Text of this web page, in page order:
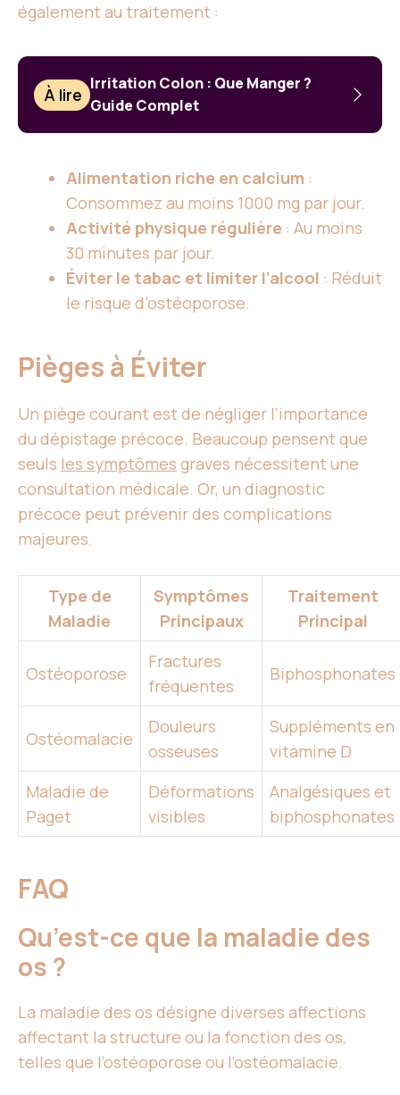
également au traitement :
À lire
Irritation Colon : Que Manger ?
Guide Complet
Alimentation riche en calcium :
Consommez au moins 1000 mg par jour.
Activité physique régulière : Au moins
30 minutes par jour.
Éviter le tabac et limiter l’alcool : Réduit
le risque d’ostéoporose.
Pièges à Éviter
Un piège courant est de négliger l’importance
du dépistage précoce. Beaucoup pensent que
seuls les symptômes graves nécessitent une
consultation médicale. Or, un diagnostic
précoce peut prévenir des complications
majeures.
Type de
Maladie
Symptômes
Principaux
Traitement
Principal
Ostéoporose
Fractures
fréquentes
Biphosphonates
Ostéomalacie
Douleurs
osseuses
Suppléments en
vitamine D
Maladie de
Paget
Déformations
visibles
Analgésiques et
biphosphonates
FAQ
Qu’est-ce que la maladie des
os ?
La maladie des os désigne diverses affections
affectant la structure ou la fonction des os,
telles que l’ostéoporose ou l’ostéomalacie.